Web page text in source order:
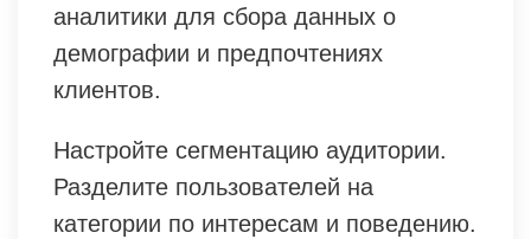
аналитики для сбора данных о
демографии и предпочтениях
клиентов.
Настройте сегментацию аудитории.
Разделите пользователей на
категории по интересам и поведению.